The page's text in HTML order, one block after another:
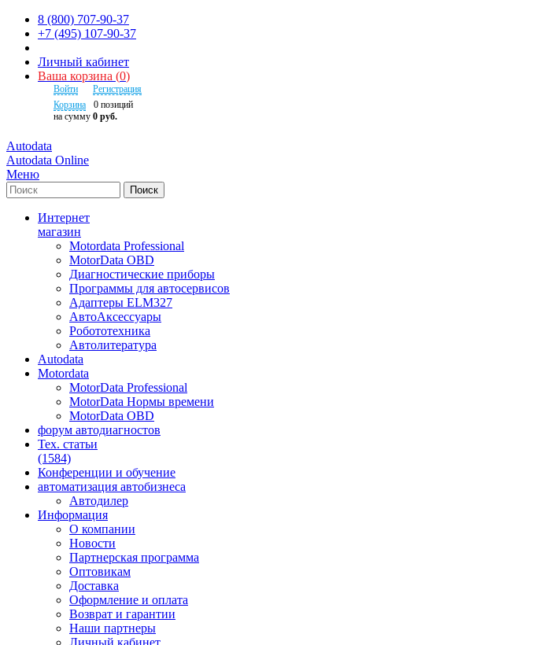
8 (800) 707-90-37
+7 (495) 107-90-37
Личный кабинет
Ваша корзина (0)
Войти
Регистрация
Корзина
0 позиций
на сумму 0 руб.
Autodata
Autodata Online
Меню
Поиск
Интернет
магазин
Motordata Professional
MotorData OBD
Диагностические приборы
Программы для автосервисов
Адаптеры ELM327
АвтоАксессуары
Робототехника
Автолитература
Autodata
Motordata
MotorData Professional
MotorData Нормы времени
MotorData OBD
форум автодиагностов
Тех. статьи
(1584)
Конференции и обучение
автоматизация автобизнеса
Автодилер
Информация
О компании
Новости
Партнерская программа
Оптовикам
Доставка
Оформление и оплата
Возврат и гарантии
Наши партнеры
Личный кабинет